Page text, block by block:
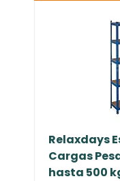
Relaxdays
Cargas
hasta 500